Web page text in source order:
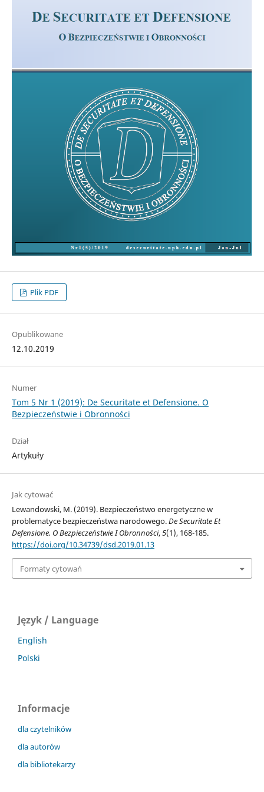
Plik PDF
Opublikowane
12.10.2019
Numer
Tom 5 Nr 1 (2019): De Securitate et Defensione. O
Bezpieczeństwie i Obronności
Dział
Artykuły
Jak cytować
Lewandowski, M. (2019). Bezpieczeństwo energetyczne w
problematyce bezpieczeństwa narodowego.De Securitate Et
Defensione. O Bezpieczeństwie I Obronności,5(1), 168-185.
https://doi.org/10.34739/dsd.2019.01.13
Formaty cytowań
Język / Language
English
Polski
Informacje
dla czytelników
dla autorów
dla bibliotekarzy